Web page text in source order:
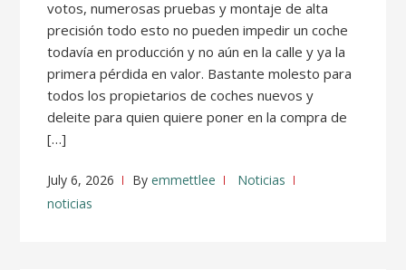
votos, numerosas pruebas y montaje de alta
precisión todo esto no pueden impedir un coche
todavía en producción y no aún en la calle y ya la
primera pérdida en valor. Bastante molesto para
todos los propietarios de coches nuevos y
deleite para quien quiere poner en la compra de
[…]
July 6, 2026 Byemmettlee
Noticias
noticias